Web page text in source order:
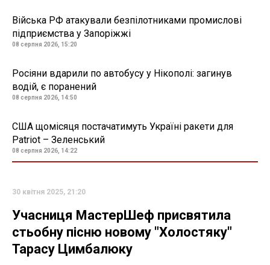
Війська РФ атакували безпілотниками промислові
підприємства у Запоріжжі
08 серпня 2026, 15:20
Росіяни вдарили по автобусу у Нікополі: загинув
водій, є поранений
08 серпня 2026, 14:50
США щомісяця постачатимуть Україні ракети для
Patriot – Зеленський
08 серпня 2026, 14:22
30 квітня 2025, 21:20
Учасниця МастерШеф присвятила
стьобну пісню новому "Холостяку"
Тарасу Цимбалюку